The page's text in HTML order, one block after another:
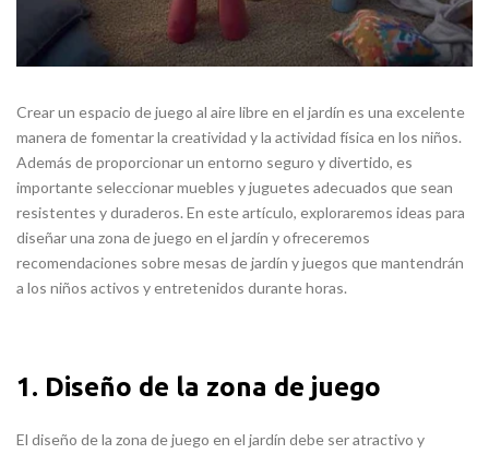
Crear un espacio de juego al aire libre en el jardín es una excelente
manera de fomentar la creatividad y la actividad física en los niños.
Además de proporcionar un entorno seguro y divertido, es
importante seleccionar muebles y juguetes adecuados que sean
resistentes y duraderos. En este artículo, exploraremos ideas para
diseñar una zona de juego en el jardín y ofreceremos
recomendaciones sobre mesas de jardín y juegos que mantendrán
a los niños activos y entretenidos durante horas.
1. Diseño de la zona de juego
El diseño de la zona de juego en el jardín debe ser atractivo y